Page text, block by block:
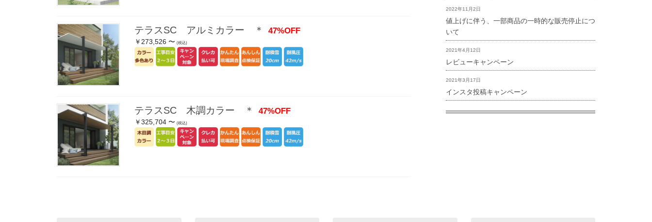
テラスSC アルミカラー ＊ 47%OFF
￥273,526 〜 (税込)
テラスSC 木調カラー ＊ 47%OFF
￥325,704 〜 (税込)
値上げに伴う、一部商品の一時的な販売停止につ
いて
2022年11月2日
レビューキャンペーン
2021年4月12日
インスタ投稿キャンペーン
2021年3月17日